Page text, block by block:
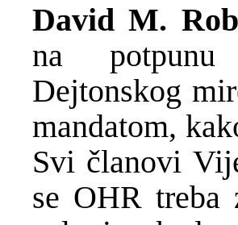
David M.
na potpunu
Dejtonskog
mandatom,
Svi članovi
se OHR treba